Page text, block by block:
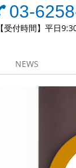
03-
【受付時間】平日
NEWS